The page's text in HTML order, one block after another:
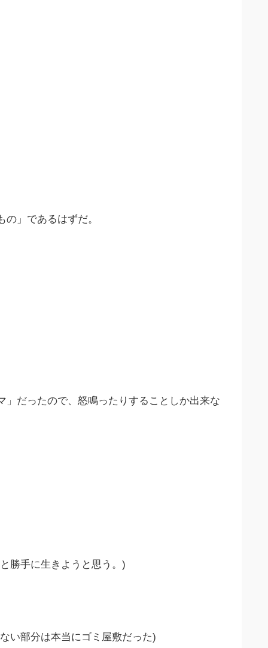
」であるはずだ。
だったので、怒鳴ったりすることしか出来な
勝手に生きようと思う。)
い部分は本当にゴミ屋敷だった)